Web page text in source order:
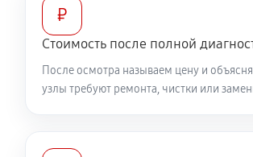
₽
Стоимость после полной
После осмотра называем цену и
узлы требуют ремонта, чистки или